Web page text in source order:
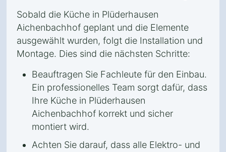
Sobald die Küche in Plüderhausen
Aichenbachhof geplant und die Elemente
ausgewählt wurden, folgt die Installation und
Montage. Dies sind die nächsten Schritte:
Beauftragen Sie Fachleute für den Einbau.
Ein professionelles Team sorgt dafür, dass
Ihre Küche in Plüderhausen
Aichenbachhof korrekt und sicher
montiert wird.
Achten Sie darauf, dass alle Elektro- und